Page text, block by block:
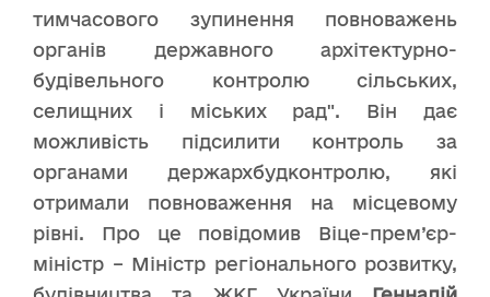
тимчасового зупинення повноважень
органів державного архітектурно-
будівельного контролю сільських,
селищних і міських рад". Він дає
можливість підсилити контроль за
органами держархбудконтролю, які
отримали повноваження на місцевому
рівні. Про це повідомив Віце-прем’єр-
міністр – Міністр регіонального розвитку,